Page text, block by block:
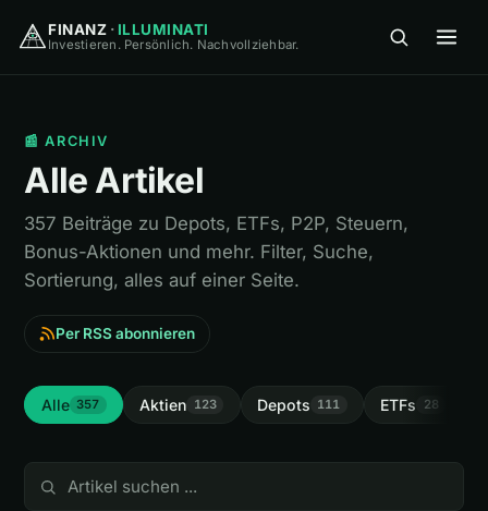
FINANZ · ILLUMINATI
Investieren. Persönlich. Nachvollziehbar.
🏠Home
🎓Wissen
⚖️ Vergleiche ▾
🛠 Tools ▾
📰 ARCHIV
Alle Artikel
357 Beiträge zu Depots, ETFs, P2P, Steuern,
Bonus-Aktionen und mehr. Filter, Suche,
Sortierung, alles auf einer Seite.
Per RSS abonnieren
Alle 357 Aktien 123 Depots 111 ETFs 28